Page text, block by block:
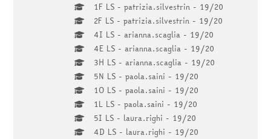
1F LS - patrizia.silvestrin - 19/20
2F LS - patrizia.silvestrin - 19/20
4I LS - arianna.scaglia - 19/20
4E LS - arianna.scaglia - 19/20
3H LS - arianna.scaglia - 19/20
5N LS - paola.saini - 19/20
1O LS - paola.saini - 19/20
1L LS - paola.saini - 19/20
5I LS - laura.righi - 19/20
4D LS - laura.righi - 19/20